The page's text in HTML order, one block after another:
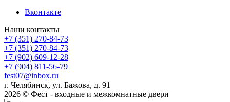
Вконтакте
Наши контакты
+7 (351) 270-84-73
+7 (351) 270-84-73
+7 (902) 609-12-28
+7 (904) 811-56-79
fest07@inbox.ru
г. Челябинск, ул. Бажова, д. 91
2026 © Фест - входные и межкомнатные двери